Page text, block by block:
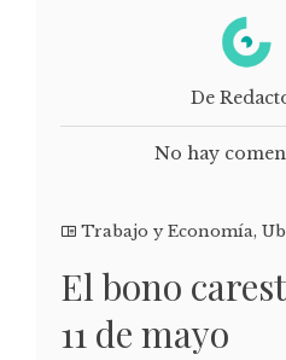
De
No hay
Trabajo y Economía,
El bono
11 de mayo